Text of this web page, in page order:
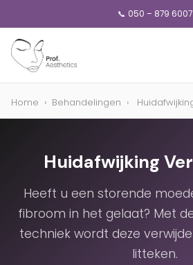
📞 050 – 879 6007
Home › Behandelingen ›
Huidafwijking
Heeft u een storende
fibroom in het gelaat? Met
techniek wordt deze
litteken.